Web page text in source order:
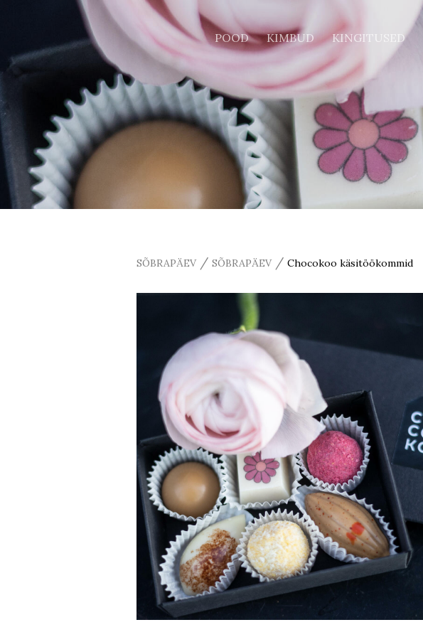
POOD KIMBUD KINGITUSED
SÕBRAPÄEV / SÕBRAPÄEV / Chocokoo käsitöökommid